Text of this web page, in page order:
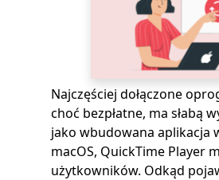
Najczęściej dołączone
choć bezpłatne, ma słabą
jako wbudowana aplikacja
macOS, QuickTime Player
użytkowników. Odkąd